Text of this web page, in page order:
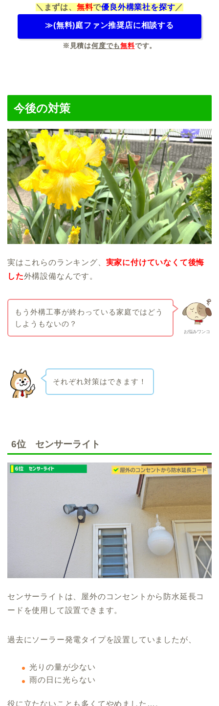
＼まずは、 無料で優良外構業社を探す／
≫(無料)庭ファン推奨店に相談する
※見積は何度でも無料です。
今後の対策
実はこれらのランキング、 実家に付けていなくて後悔
した外構設備なんです。
お悩みワンコ
もう外構工事が終わっている家庭ではどう
しようもないの？
それぞれ対策はできます！
6位 センサーライト
センサーライトは、屋外のコンセントから防水延長コ
ードを使用して設置できます。
過去にソーラー発電タイプを設置していましたが、
光りの量が少ない
雨の日に光らない
役に立たないことも多くてやめました…。